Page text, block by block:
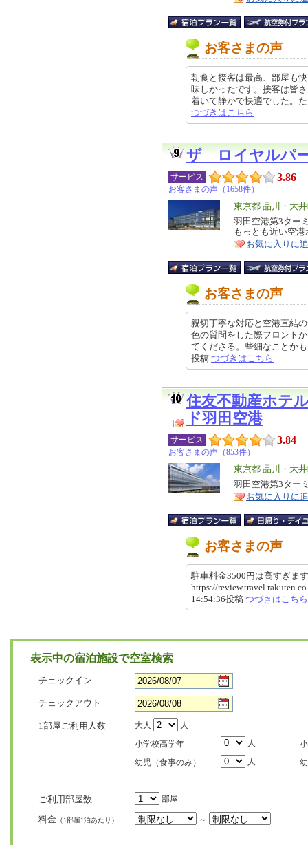
お客さまの声
朝食と接客は最高、部屋も
味しかったです。接客は皆
着いて静かで快適でした。
つづきはこちら
ザ ロイヤルパ
サービス 3.86
お客さまの声（1658件）
エ
リ
ア
東京都 品川・大
特
徴
羽田空港第3ター
もっとも近い空港
お気に入りに
お客さまの声
親切丁寧な対応と空港直結
色の質問をした際フロント
てくださる。些細なことか
投稿 つづきはこちら
住友不動産ホテ
ド羽田空港
サービス 3.84
お客さまの声（853件）
エ
リ
ア
東京都 品川・大
特
徴
羽田空港第3ター
お気に入りに
お客さまの声
駐車料金3500円は高すぎ
https://
14:54:36投稿 つづきはこちら
表示中の宿泊施設で空室検索
チェックイン
チェックアウト
1部屋ご利用人数 大人
人
小学校高学年
人
幼児（食事のみ）
人
ご利用部屋数 部屋
料金 （1部屋1泊あたり） ～